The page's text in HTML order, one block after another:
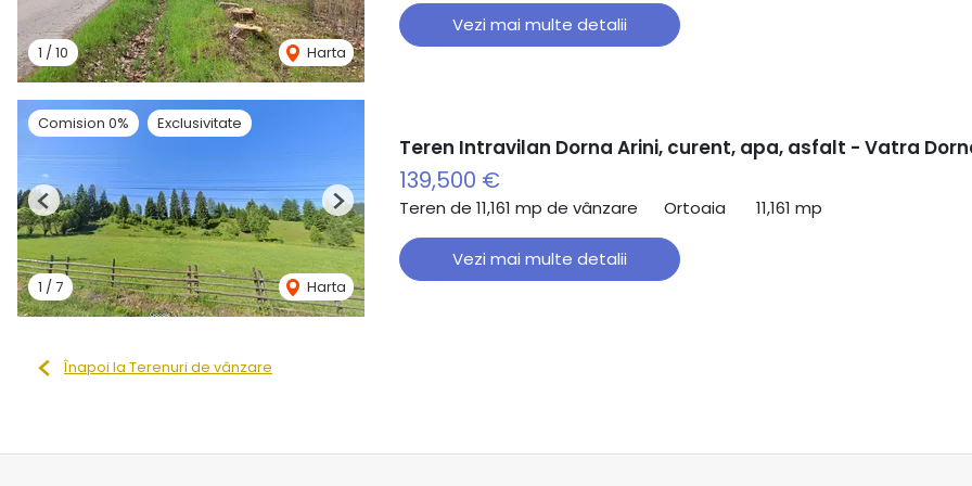
1 /10 Harta
Vezi mai multe detalii
Comision 0% Exclusivitate
1 /7 Harta
Previous Next
Teren Intravilan Dorna Arini, curent, apa, asfalt - Vatra
139,500 €
Teren de 11,161 mp de vânzare Ortoaia 11,161 mp
Vezi mai multe detalii
Înapoi la Terenuri de vânzare